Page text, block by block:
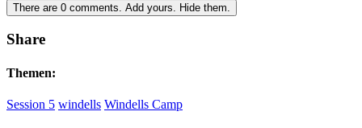
There are 0 comments. Add yours. Hide them.
Share
Themen:
Session 5 windells Windells Camp